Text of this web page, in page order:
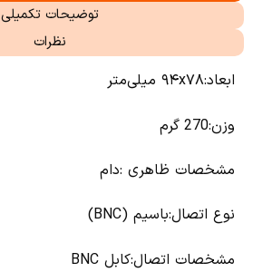
توضیحات تکمیلی
نظرات
ابعاد:۹۴x۷۸ میلی‌متر
وزن:270 گرم
مشخصات ظاهری :دام
نوع اتصال:باسیم (BNC)
مشخصات اتصال:کابل BNC